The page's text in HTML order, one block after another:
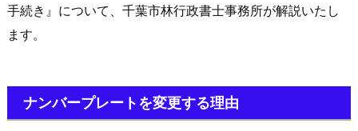
手続き』について、千葉市林行政書士事務所が解説いたし
ます。
ナンバープレートを変更する理由